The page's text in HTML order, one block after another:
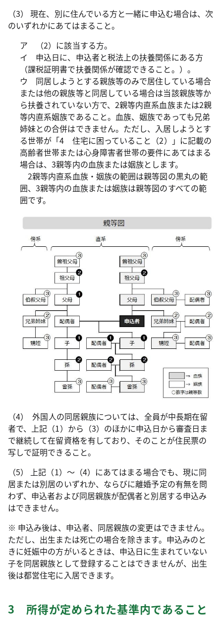
（3） 現在、別に住んでいる方と一緒に申込む場合は、次
のいずれかにあてはまること。
ア （2）に該当する方。
イ 申込日に、申込者と税法上の扶養関係にある方
（課税証明書で扶養関係が確認できること。）。
ウ 同居しようとする親族等のみで居住している場合
または他の親族等と同居している場合は当該親族等か
ら扶養されていない方で、2親等内直系血族または2親
等内直系姻族であること。血族、姻族であっても兄弟
姉妹との合併はできません。ただし、入居しようとす
る世帯が「4 住宅に困っていること（2）」に記載の
高齢者世帯または心身障害者世帯の要件にあてはまる
場合は、3親等内の血族または姻族とします。
2親等内直系血族・姻族の範囲は親等図の黒丸の範
囲、3親等内の血族または姻族は親等図のすべての範
囲です。
（4） 外国人の同居親族については、全員が中長期在留
者で、上記（1）から（3）のほかに申込日から審査日ま
で継続して在留資格を有しており、そのことが住民票の
写しで証明できること。
（5） 上記（1）～（4）にあてはまる場合でも、現に同
居または別居のいずれか、ならびに離婚予定の有無を問
わず、申込者および同居親族が配偶者と別居する申込み
はできません。
※ 申込み後は、申込者、同居親族の変更はできません。
ただし、出生または死亡の場合を除きます。申込みのと
きに妊娠中の方がいるときは、申込日に生まれていない
子を同居親族として登録することはできませんが、出生
後は都営住宅に入居できます。
3 所得が定められた基準内であること